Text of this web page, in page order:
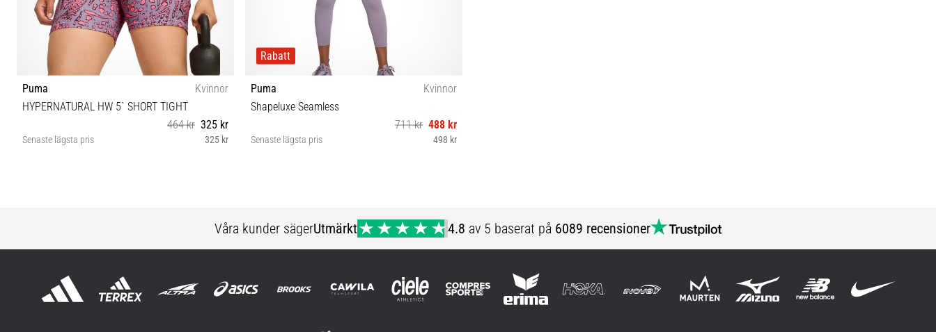
Puma
Kvinnor
HYPERNATURAL HW 5` SHORT TIGHT
464 kr 325 kr
Senaste lägsta pris 325 kr
Rabatt
Puma
Kvinnor
Shapeluxe Seamless
711 kr 488 kr
Senaste lägsta pris 498 kr
Våra kunder sägerUtmärkt 4.8 av 5 baserat på 6089 recensioner